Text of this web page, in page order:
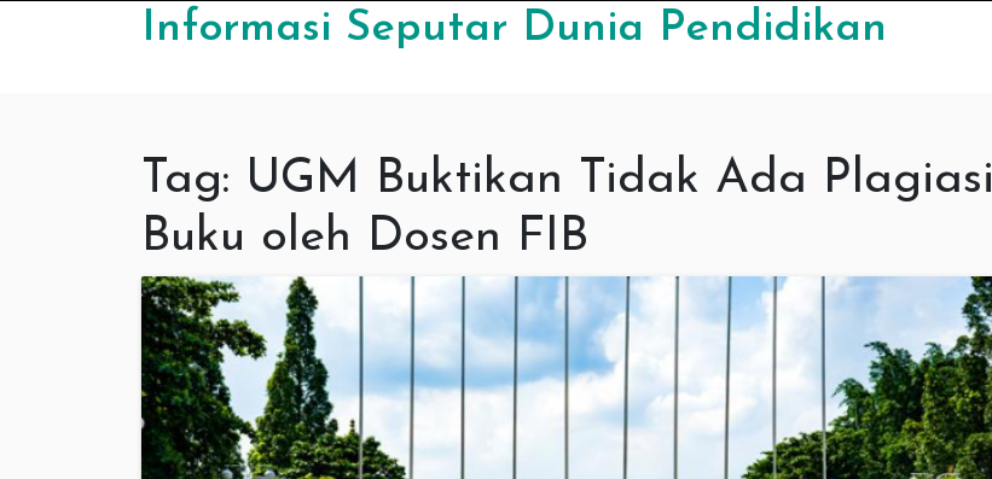
Informasi Seputar Dunia Pendidikan
Tag: UGM Buktikan Tidak Ada Plagiasi
Buku oleh Dosen FIB